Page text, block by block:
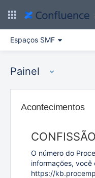
para
principal
Espaços SMF
Painel
Acontecimentos
O número do
informações, você
https://